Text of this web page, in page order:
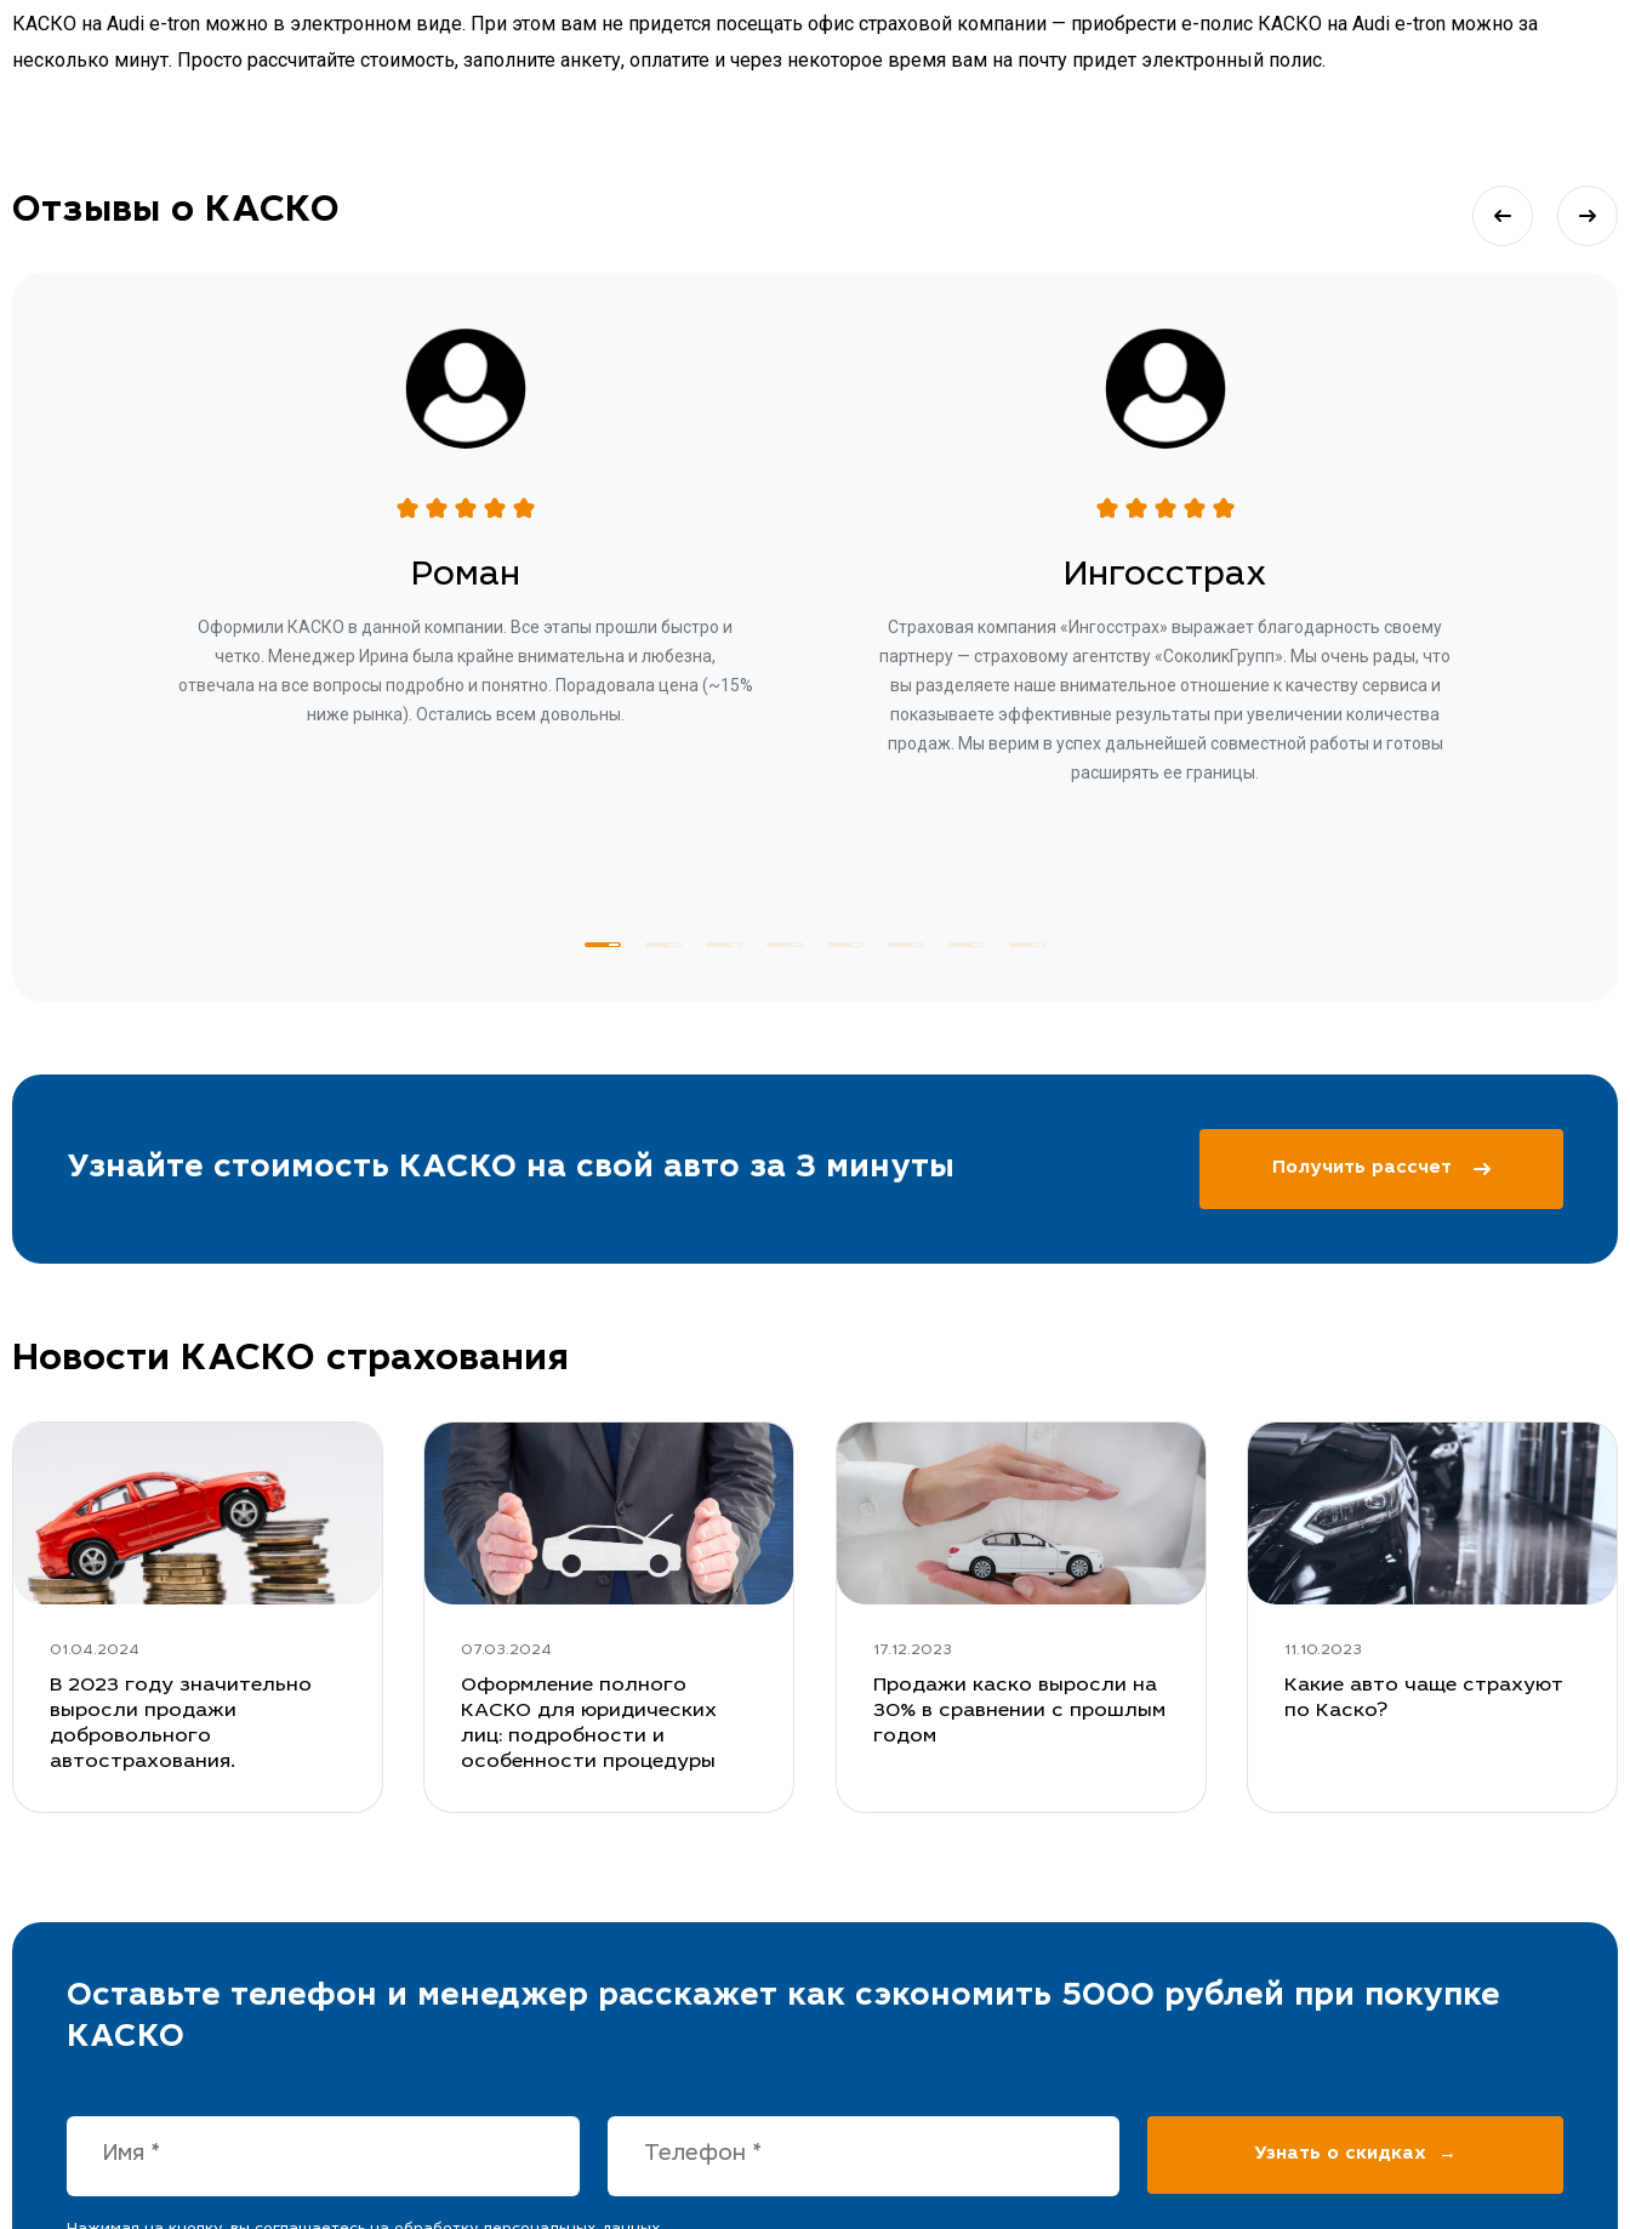
КАСКО на Audi e-tron можно в электронном виде. При этом вам не придется посещать офис страховой компании — приобрести e-полис КАСКО на Audi e-tron можно за
несколько минут. Просто рассчитайте стоимость, заполните анкету, оплатите и через некоторое время вам на почту придет электронный полис.
Отзывы о КАСКО
Роман
Оформили КАСКО в данной компании. Все этапы прошли быстро и
четко. Менеджер Ирина была крайне внимательна и любезна,
отвечала на все вопросы подробно и понятно. Порадовала цена (~15%
ниже рынка). Остались всем довольны.
Ингосстрах
Страховая компания «Ингосстрах» выражает благодарность своему
партнеру — страховому агентству «СоколикГрупп». Мы очень рады, что
вы разделяете наше внимательное отношение к качеству сервиса и
показываете эффективные результаты при увеличении количества
продаж. Мы верим в успех дальнейшей совместной работы и готовы
расширять ее границы.
Узнайте стоимость КАСКО на свой авто за 3 минуты Получить рассчет
Новости КАСКО страхования
01.04.2024
В 2023 году значительно
выросли продажи
добровольного
автострахования.
07.03.2024
Оформление полного
КАСКО для юридических
лиц: подробности и
особенности процедуры
17.12.2023
Продажи каско выросли на
30% в сравнении с прошлым
годом
11.10.2023
Какие авто чаще страхуют
по Каско?
Оставьте телефон и менеджер расскажет как сэкономить 5000 рублей при покупке
КАСКО